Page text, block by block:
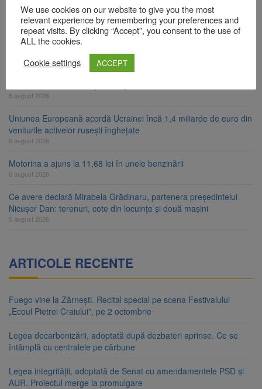
6 august 2026
Legea integrității, adoptată de Senat cu amendamentele PSD și
AUR. Proiectul merge la promulgare
Artiști din SUA și Cuba vin la Brașov Jazz & Blues Festival. Ediția
6 august 2026
Uniunea Europeană acordă Ucrainei încă 1,4 miliarde de euro din
veniturile activelor rusești înghețate
6 august 2026
Motorina a ajuns la 11,68 lei în unele benzinării
6 august 2026
Ce avere declară Mirabela Grădinaru, partenera președintelui
Nicușor Dan: terenuri, cote din locuințe și două mașini
5 august 2026
ARTICOLE RECENTE
Fuego vine la Zărnești. Recital special pe scena Festivalului
„Ecoul Pietrei Craiului”, pe 2 octombrie
Legea decarbonizării, adoptată după dezbateri aprinse. Ce se
întâmplă cu centralele pe cărbune
Legea integrității, adoptată de Senat cu amendamentele PSD și
AUR. Proiectul merge la promulgare
We use cookies on our website to give you the most
relevant experience by remembering your preferences and
repeat visits. By clicking “Accept”, you consent to the use of
ALL the cookies.
Cookie settings
ACCEPT